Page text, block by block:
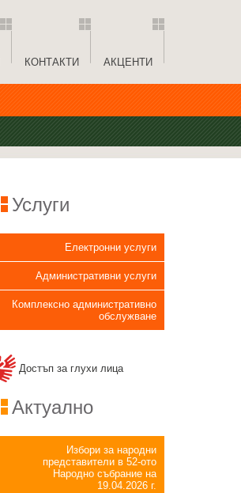
КОНТАКТИ АКЦЕНТИ
Услуги
Електронни услуги
Административни услуги
Комплексно административно
обслужване
Достъп за глухи лица
Актуално
Избори за народни
представители в 52-ото
Народно събрание на
19.04.2026 г.